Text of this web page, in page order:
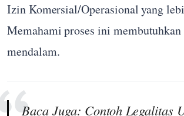
Izin Komersial/Operasional yang
Memahami proses ini
mendalam.
Baca Juga: Contoh Legalitas